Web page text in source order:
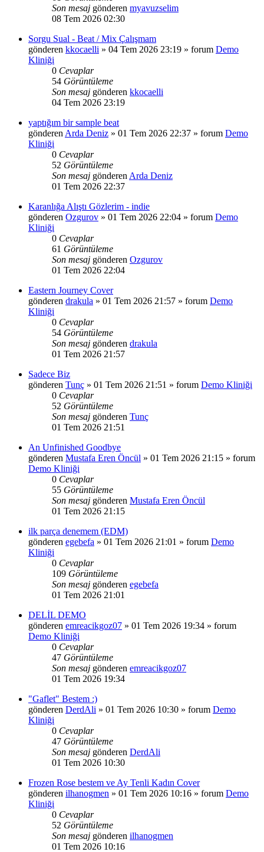
Son mesaj gönderen myavuzselim
08 Tem 2026 02:30
Sorgu Sual - Beat / Mix Çalışmam
gönderen kkocaelli » 04 Tem 2026 23:19 » forum Demo
Kliniği
0 Cevaplar
54 Görüntüleme
Son mesaj gönderen kkocaelli
04 Tem 2026 23:19
yaptığım bir sample beat
gönderen Arda Deniz » 01 Tem 2026 22:37 » forum Demo
Kliniği
0 Cevaplar
52 Görüntüleme
Son mesaj gönderen Arda Deniz
01 Tem 2026 22:37
Karanlığa Alıştı Gözlerim - indie
gönderen Ozgurov » 01 Tem 2026 22:04 » forum Demo
Kliniği
0 Cevaplar
61 Görüntüleme
Son mesaj gönderen Ozgurov
01 Tem 2026 22:04
Eastern Journey Cover
gönderen drakula » 01 Tem 2026 21:57 » forum Demo
Kliniği
0 Cevaplar
54 Görüntüleme
Son mesaj gönderen drakula
01 Tem 2026 21:57
Sadece Biz
gönderen Tunç » 01 Tem 2026 21:51 » forum Demo Kliniği
0 Cevaplar
52 Görüntüleme
Son mesaj gönderen Tunç
01 Tem 2026 21:51
An Unfinished Goodbye
gönderen Mustafa Eren Öncül » 01 Tem 2026 21:15 » forum
Demo Kliniği
0 Cevaplar
55 Görüntüleme
Son mesaj gönderen Mustafa Eren Öncül
01 Tem 2026 21:15
ilk parça denemem (EDM)
gönderen egebefa » 01 Tem 2026 21:01 » forum Demo
Kliniği
0 Cevaplar
109 Görüntüleme
Son mesaj gönderen egebefa
01 Tem 2026 21:01
DELİL DEMO
gönderen emreacikgoz07 » 01 Tem 2026 19:34 » forum
Demo Kliniği
0 Cevaplar
47 Görüntüleme
Son mesaj gönderen emreacikgoz07
01 Tem 2026 19:34
"Gaflet" Bestem :)
gönderen DerdAli » 01 Tem 2026 10:30 » forum Demo
Kliniği
0 Cevaplar
47 Görüntüleme
Son mesaj gönderen DerdAli
01 Tem 2026 10:30
Frozen Rose bestem ve Ay Tenli Kadın Cover
gönderen ilhanogmen » 01 Tem 2026 10:16 » forum Demo
Kliniği
0 Cevaplar
52 Görüntüleme
Son mesaj gönderen ilhanogmen
01 Tem 2026 10:16